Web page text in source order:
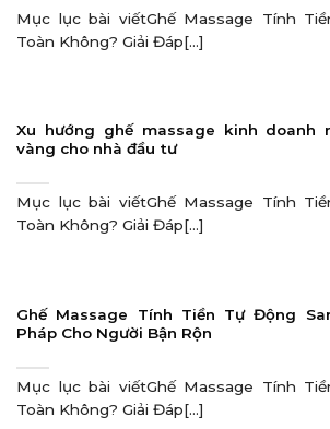
Mục lục bài viếtGhế Massage Tính
Toàn Không? Giải Đáp[...]
Xu hướng ghế massage kinh doanh
vàng cho nhà đầu tư
Mục lục bài viếtGhế Massage Tính
Toàn Không? Giải Đáp[...]
Ghế Massage Tính Tiền Tự Động
Pháp Cho Người Bận Rộn
Mục lục bài viếtGhế Massage Tính
Toàn Không? Giải Đáp[...]